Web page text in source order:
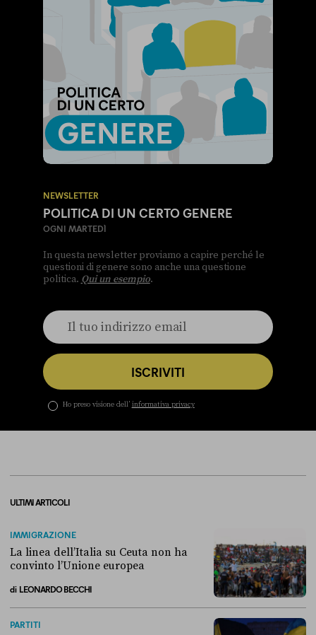
NEWSLETTER
POLITICA DI UN CERTO GENERE
OGNI MARTEDÌ
In questa newsletter proviamo a capire perché le
questioni di genere sono anche una questione
politica. Qui un esempio.
ISCRIVITI
Ho preso visione dell’ informativa privacy
ULTIMI ARTICOLI
IMMIGRAZIONE
La linea dell’Italia su Ceuta non ha
convinto l’Unione europea
di LEONARDO BECCHI
PARTITI